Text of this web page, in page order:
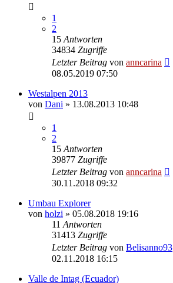
1
2
15 Antworten
34834 Zugriffe
Letzter Beitrag von anncarina
08.05.2019 07:50
Westalpen 2013
von Dani » 13.08.2013 10:48
1
2
15 Antworten
39877 Zugriffe
Letzter Beitrag von anncarina
30.11.2018 09:32
Umbau Explorer
von holzi » 05.08.2018 19:16
11 Antworten
31413 Zugriffe
Letzter Beitrag von Belisanno93
02.11.2018 16:15
Valle de Intag (Ecuador)